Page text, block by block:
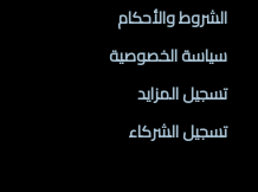
الشروط والأحكام
سياسة الخصوصية
تسجيل المزايد
تسجيل الشركاء